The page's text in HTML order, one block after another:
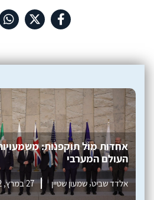
אחדות מול תוקפנות:
העולם המערבי
אלדד שביט, שמעון שטיין 27 במרץ, 2022